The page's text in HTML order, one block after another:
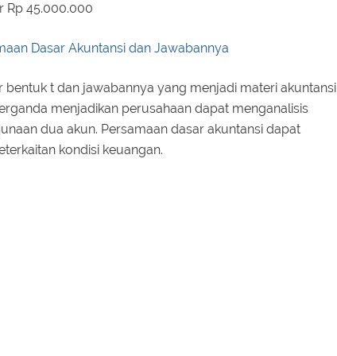
Rp 45.000.000
Dasar Akuntansi dan Jawabannya
bentuk t dan jawabannya yang menjadi materi akuntansi
menjadikan perusahaan dapat menganalisis
dua akun. Persamaan dasar akuntansi dapat
kondisi keuangan.